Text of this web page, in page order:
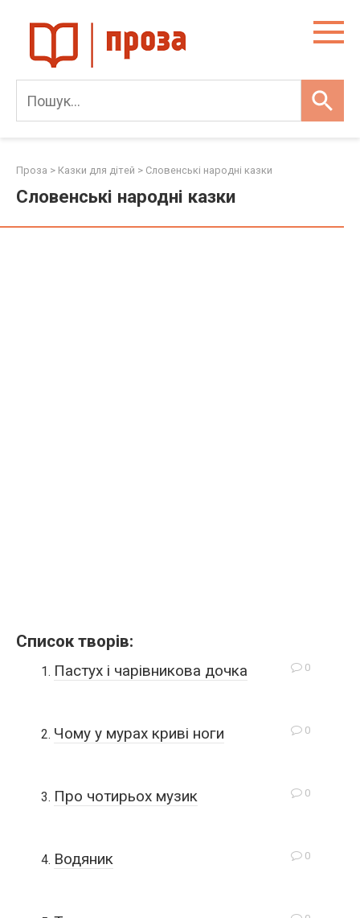
content
Проза > Казки для дітей > Словенські народні казки
Словенські народні казки
Список творів:
0
Пастух і чарівникова дочка
0
Чому у мурах криві ноги
0
Про чотирьох музик
0
Водяник